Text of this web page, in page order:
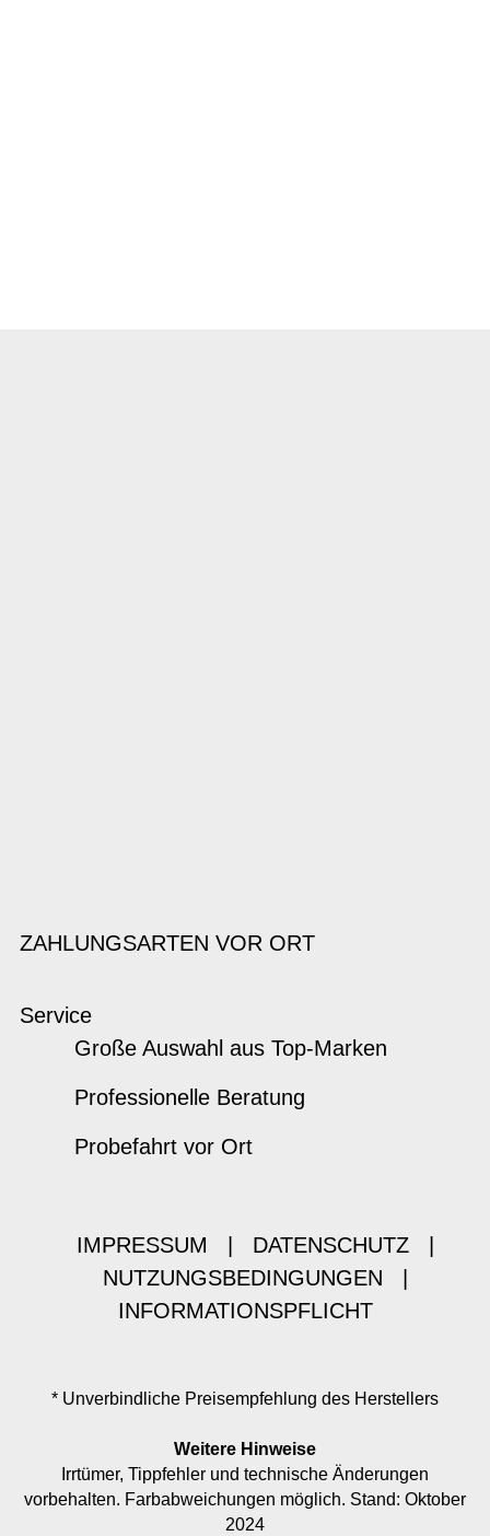
ZAHLUNGSARTEN VOR ORT
Service
Große Auswahl aus Top-Marken
Professionelle Beratung
Probefahrt vor Ort
IMPRESSUM DATENSCHUTZ
NUTZUNGSBEDINGUNGEN
INFORMATIONSPFLICHT
* Unverbindliche Preisempfehlung des Herstellers
Weitere Hinweise
Irrtümer, Tippfehler und technische Änderungen
vorbehalten. Farbabweichungen möglich. Stand: Oktober
2024